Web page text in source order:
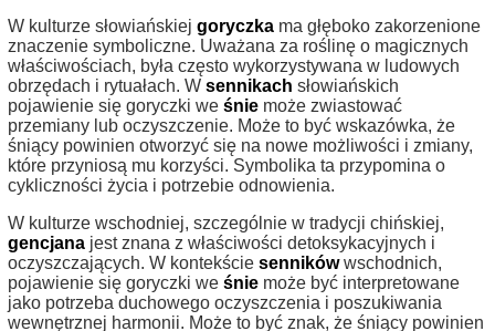
W kulturze słowiańskiej goryczka ma głęboko zakorzenione
znaczenie symboliczne. Uważana za roślinę o magicznych
właściwościach, była często wykorzystywana w ludowych
obrzędach i rytuałach. W sennikach słowiańskich
pojawienie się goryczki we śnie może zwiastować
przemiany lub oczyszczenie. Może to być wskazówka, że
śniący powinien otworzyć się na nowe możliwości i zmiany,
które przyniosą mu korzyści. Symbolika ta przypomina o
cykliczności życia i potrzebie odnowienia.
W kulturze wschodniej, szczególnie w tradycji chińskiej,
gencjana jest znana z właściwości detoksykacyjnych i
oczyszczających. W kontekście sennikówwschodnich,
pojawienie się goryczki we śnie może być interpretowane
jako potrzeba duchowego oczyszczenia i poszukiwania
wewnętrznej harmonii. Może to być znak, że śniący powinien